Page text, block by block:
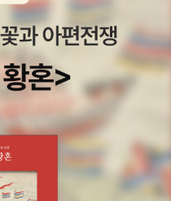
황된 것을 바라며 쫒아가다
노력이 아닌 결실은 언젠가
것을 알려주는 이야기. / par
리고 / 신경숙 / 창비분명
떤 책보다 우리 시대의 청춘
로 보는 내내 가슴이 저릿.
스트셀러로 주목받고 있죠.
!>긍정의 배신 / 바버라 애
서중석의 <비극의 현대지
챙겨두게 되면 '독서일기'로
인가. 장정일도 헌책방에서
전>(행림출판사, 1999)을
수로 알고 찾아서 읽겠는가
간돼 있다. 사진집인 만큼 도
). 하지만 책의 요점이며 요
통해서 습득할 수가 있다.